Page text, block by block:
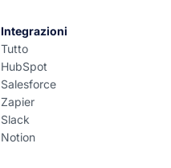
Integrazioni
Tutto
HubSpot
Salesforce
Zapier
Slack
Notion